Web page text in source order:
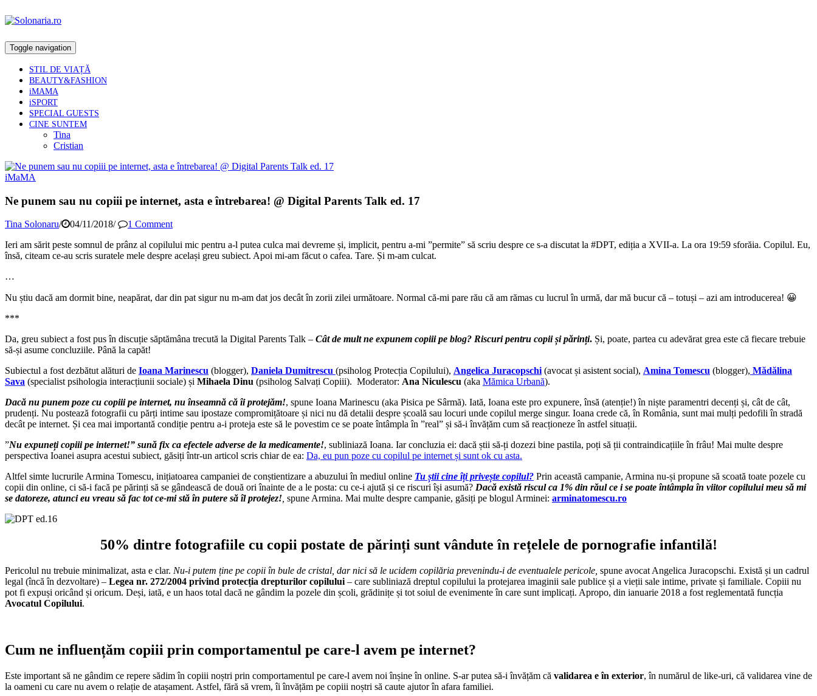
Toggle navigation
STIL DE VIAȚĂ
BEAUTY&FASHION
iMAMA
iSPORT
SPECIAL GUESTS
CINE SUNTEM
Tina
Cristian
iMaMA
Ne punem sau nu copiii pe internet, asta e întrebarea! @ Digital Parents Talk ed. 17
Tina Solonaru/ 04/11/2018/
1 Comment
Ieri am sărit peste somnul de prânz al copilului mic pentru a-l putea culca mai devreme și, implicit, pentru a-mi ”permite” să scriu despre ce s-a discutat la #DPT, ediția a XVII-a. La ora 19:59 sforăia. Copilul. Eu,
însă, citeam ce-au scris suratele mele despre același greu subiect. Apoi mi-am făcut o cafea. Tare. Și m-am culcat.
…
Nu știu dacă am dormit bine, neapărat, dar din pat sigur nu m-am dat jos decât în zorii zilei următoare. Normal că-mi pare rău că am rămas cu lucrul în urmă, dar mă bucur că – totuși – azi am introducerea! 😀
***
Da, greu subiect a fost pus în discuție săptămâna trecută la Digital Parents Talk – Cât de mult ne expunem copiii pe blog? Riscuri pentru copii și părinți. Și, poate, partea cu adevărat grea este că fiecare trebuie
să-și asume concluziile. Până la capăt!
Subiectul a fost dezbătut alături de Ioana Marinescu (blogger), Daniela Dumitrescu (psiholog Protecția Copilului), Angelica Juracopschi(avocat și asistent social), Amina Tomescu (blogger), Mădălina
Sava (specialist psihologia interacțiunii sociale) și Mihaela Dinu (psiholog Salvați Copiii). Moderator: Ana Niculescu (aka Mămica Urbană).
Dacă nu punem poze cu copiii pe internet, nu înseamnă că îi protejăm!, spune Ioana Marinescu (aka Pisica pe Sârmă). Iată, Ioana este pro expunere, însă (atenție!) în niște paramentri decenți și, cât de cât,
prudenți. Nu postează fotografii cu părți intime sau ipostaze compromițătoare și nici nu dă detalii despre școală sau locuri unde copilul merge singur. Ioana crede că, în România, sunt mai mulți pedofili în stradă
decât pe internet. Și cea mai importantă condiție pentru a-i proteja este să le povestim ce se poate întâmpla în ”real” și să-i învățăm cum să reacționeze în astfel situații.
”Nu expuneți copiii pe internet!” sună fix ca efectele adverse de la medicamente!, subliniază Ioana. Iar concluzia ei: dacă știi să-ți dozezi bine pastila, poți să ții contraindicațiile în frâu! Mai multe despre
perspectiva Ioanei asupra acestui subiect, găsiți într-un articol scris chiar de ea: Da, eu pun poze cu copilul pe internet și sunt ok cu asta.
Altfel simte lucrurile Armina Tomescu, inițiatoarea campaniei de conștientizare a abuzului în mediul online Tu știi cine îți privește copilul? Prin această campanie, Armina nu-și propune să scoată toate pozele cu
copii din online, ci să-i facă pe părinți să se gândească de două ori înainte de a le posta: cu ce-i ajută și ce riscuri își asumă? Dacă există riscul ca 1% din răul ce i se poate întâmpla în viitor copilului meu să mi
se datoreze, atunci eu vreau să fac tot ce-mi stă în putere să îl protejez!, spune Armina. Mai multe despre campanie, găsiți pe blogul Arminei: arminatomescu.ro
50% dintre fotografiile cu copii postate de părinți sunt vândute în rețelele de pornografie infantilă!
Pericolul nu trebuie minimalizat, asta e clar. Nu-i putem ține pe copii în bule de cristal, dar nici să le ucidem copilăria prevenindu-i de eventualele pericole, spune avocat Angelica Juracopschi. Există și un cadrul
legal (încă în dezvoltare) – Legea nr. 272/2004 privind protecția drepturilor copilului – care subliniază dreptul copilului la protejarea imaginii sale publice și a vieții sale intime, private și familiale. Copiii nu
pot fi expuși oricând și oricum. Deși, iată, e un haos total dacă ne gândim la pozele din școli, grădinițe și tot soiul de evenimente în care sunt implicați. Apropo, din ianuarie 2018 a fost reglementată funcția
Avocatul Copilului.
Cum ne influențăm copiii prin comportamentul pe care-l avem pe internet?
Este important să ne gândim ce repere sădim în copiii noștri prin comportamentul pe care-l avem noi înșine în online. S-ar putea să-i învățăm că validarea e în exterior, în numărul de like-uri, că validarea vine de
la oameni cu care nu avem o relație de atașament. Astfel, fără să vrem, îi învățăm pe copiii noștri să caute ajutor în afara familiei.